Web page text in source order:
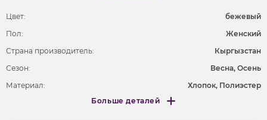
Цвет:
бежевый
Пол:
Женский
Страна производитель:
Кыргызстан
Сезон:
Весна, Осень
Материал:
Хлопок, Полиэстер
Больше деталей
Меньше деталей